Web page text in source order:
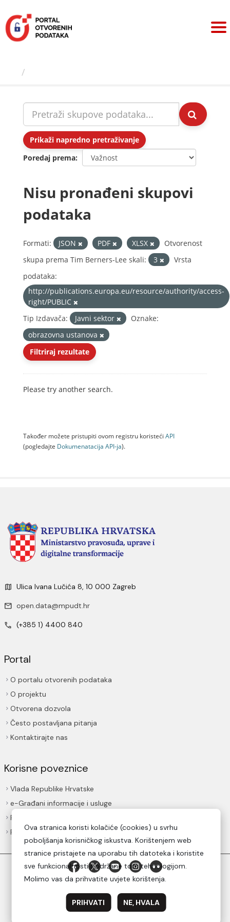
sadržaj
Prikaži napredno pretraživanje
Poredaj prema
Nisu pronađeni skupovi
podataka
Formati: JSON PDF XLSX
Otvorenost
skupa prema Tim Berners-Lee skali:
3
Vrsta
podataka:
http://publications.europa.eu/resource/authority/access-
right/PUBLIC
Tip Izdavača:
Javni sektor
Oznake:
obrazovna ustanova
Filtriraj rezultate
Please try another search.
Također možete pristupiti ovom registru koristeći API
(pogledajte Dokumenаtаcijа API-jа).